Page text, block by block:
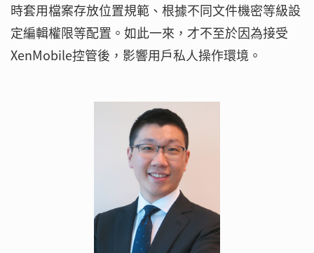
時套用檔案存放位置規範、根據不同文件機密等級設
定編輯權限等配置。如此一來，才不至於因為接受
XenMobile控管後，影響用戶私人操作環境。